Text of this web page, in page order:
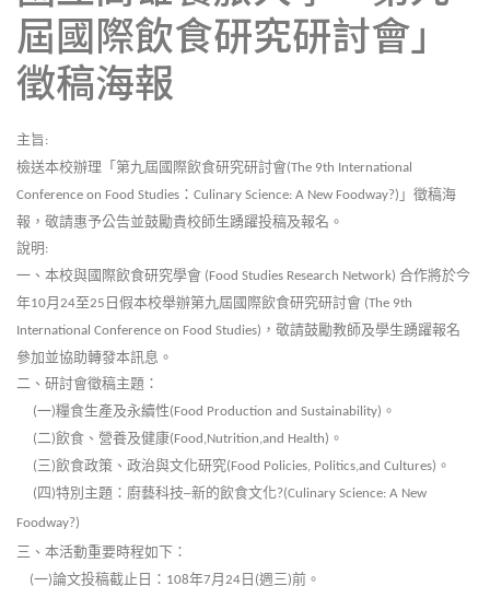
屆國際飲食研究研討會」
徵稿海報
主旨:
檢送本校辦理「第九屆國際飲食研究研討會(The 9th International
Conference on Food Studies ： Culinary Science: A New Foodway?) 」徵稿海
報，敬請惠予公告並鼓勵貴校師生踴躍投稿及報名。
說明:
一、本校與國際飲食研究學會 (Food Studies Research Network) 合作將於今
年10月24至25 日假本校舉辦第九屆國際飲食研究研討會 (The 9th
International Conference on Food Studies) ，敬請鼓勵教師及學生踴躍報名
參加並協助轉發本訊息。
二、研討會徵稿主題：
(一)糧食生產及永續性(Food Production and Sustainability) 。
(二)飲食、營養及健康(Food,Nutrition,and Health) 。
(三)飲食政策、政治與文化研究(Food Policies, Politics,and Cultures) 。
(四)特別主題：廚藝科技─新的飲食文化?(Culinary Science: A New
Foodway?)
三、本活動重要時程如下：
(一)論文投稿截止日： 108年7月24日 (週三)前。